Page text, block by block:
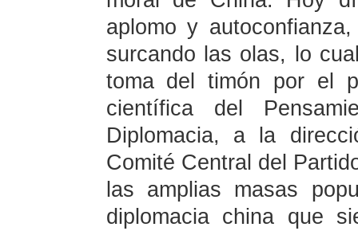
aplomo y
surcando las olas, lo
toma del timón por el
científica del
Diplomacia, a la
Comité Central del
las amplias masas
diplomacia china que